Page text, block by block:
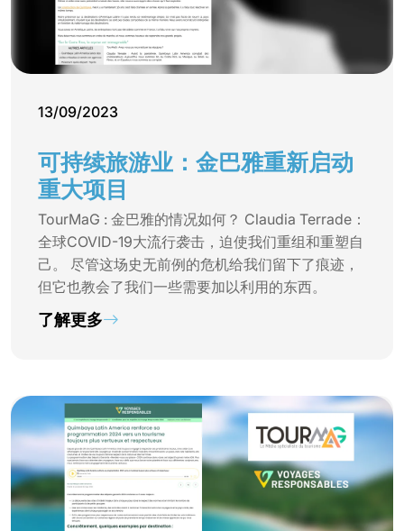
13/09/2023
可持续旅游业：金巴雅重新启动
重大项目
TourMaG : 金巴雅的情况如何？ Claudia Terrade：
全球COVID-19大流行袭击，迫使我们重组和重塑自
己。 尽管这场史无前例的危机给我们留下了痕迹，
但它也教会了我们一些需要加以利用的东西。
了解更多